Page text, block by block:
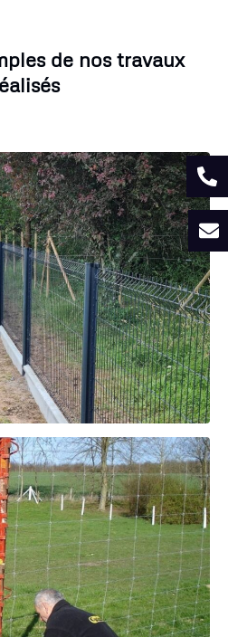
de nos travaux